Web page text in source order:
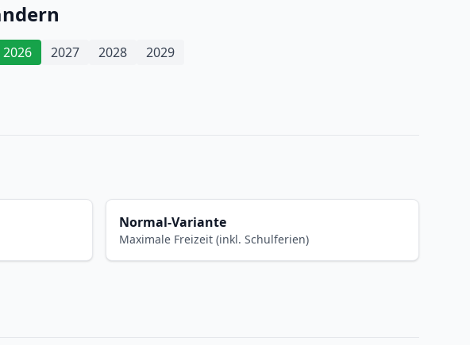
2026 2027 2028 2029
Normal-Variante
Maximale Freizeit (inkl. Schulferien)